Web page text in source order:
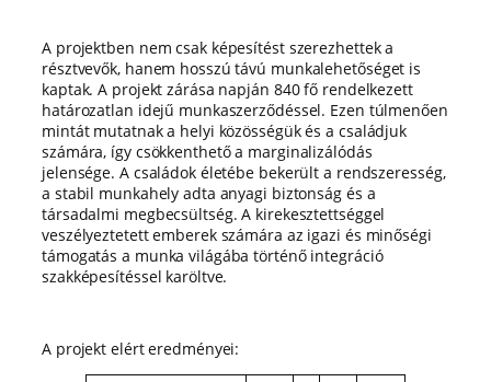
A projektben nem csak képesítést szerezhettek a
résztvevők, hanem hosszú távú munkalehetőséget is
kaptak. A projekt zárása napján 840 fő rendelkezett
határozatlan idejű munkaszerződéssel. Ezen túlmenően
mintát mutatnak a helyi közösségük és a családjuk
számára, így csökkenthető a marginalizálódás
jelensége. A családok életébe bekerült a rendszeresség,
a stabil munkahely adta anyagi biztonság és a
társadalmi megbecsültség. A kirekesztettséggel
veszélyeztetett emberek számára az igazi és minőségi
támogatás a munka világába történő integráció
szakképesítéssel karöltve.
A projekt elért eredményei: